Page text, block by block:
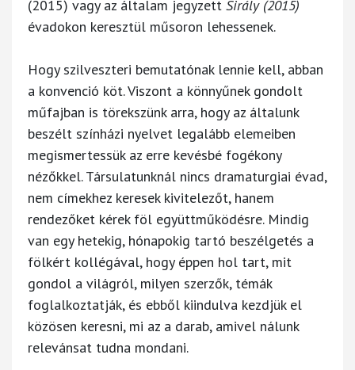
(2015) vagy az általam jegyzett Sirály (2015)
évadokon keresztül műsoron lehessenek.
Hogy szilveszteri bemutatónak lennie kell, abban
a konvenció köt. Viszont a könnyűnek gondolt
műfajban is törekszünk arra, hogy az általunk
beszélt színházi nyelvet legalább elemeiben
megismertessük az erre kevésbé fogékony
nézőkkel. Társulatunknál nincs dramaturgiai évad,
nem címekhez keresek kivitelezőt, hanem
rendezőket kérek föl együttműködésre. Mindig
van egy hetekig, hónapokig tartó beszélgetés a
fölkért kollégával, hogy éppen hol tart, mit
gondol a világról, milyen szerzők, témák
foglalkoztatják, és ebből kiindulva kezdjük el
közösen keresni, mi az a darab, amivel nálunk
relevánsat tudna mondani.